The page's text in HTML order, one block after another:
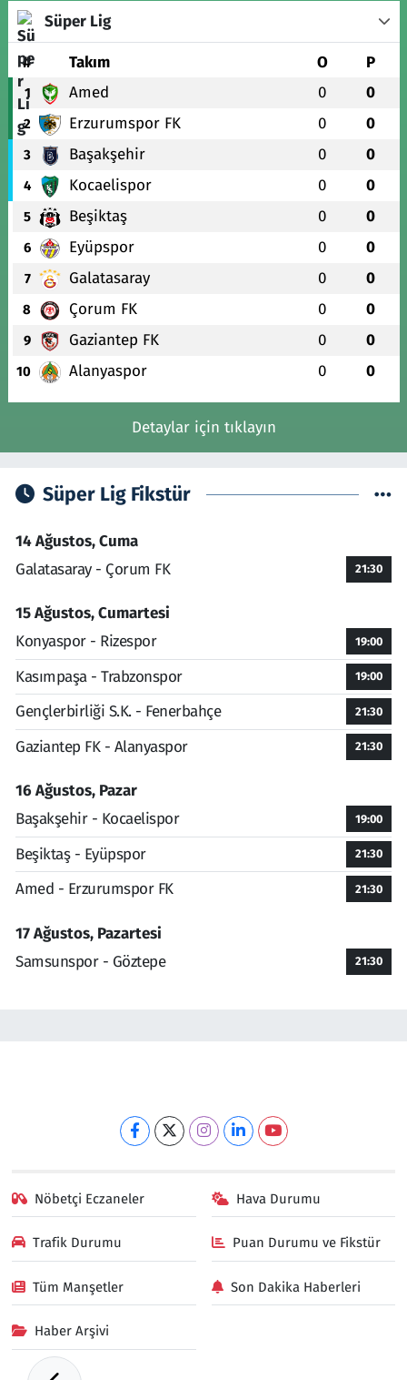
Süper Lig
# Takım O P
1 Amed 0 0
2 Erzurumspor FK 0 0
3 Başakşehir 0 0
4 Kocaelispor 0 0
5 Beşiktaş 0 0
6 Eyüpspor 0 0
7 Galatasaray 0 0
8 Çorum FK 0 0
9 Gaziantep FK 0 0
10 Alanyaspor 0 0
Detaylar için tıklayın
Süper Lig Fikstür
14 Ağustos, Cuma
Galatasaray - Çorum FK
21:30
15 Ağustos, Cumartesi
Konyaspor - Rizespor
19:00
Kasımpaşa - Trabzonspor 19:00
Gençlerbirliği S.K. - Fenerbahçe 21:30
Gaziantep FK - Alanyaspor 21:30
16 Ağustos, Pazar
Başakşehir - Kocaelispor
19:00
Beşiktaş - Eyüpspor 21:30
Amed - Erzurumspor FK 21:30
17 Ağustos, Pazartesi
Samsunspor - Göztepe
21:30
Nöbetçi Eczaneler Hava Durumu
Trafik Durumu Puan Durumu ve Fikstür
Tüm Manşetler Son Dakika Haberleri
Haber Arşivi